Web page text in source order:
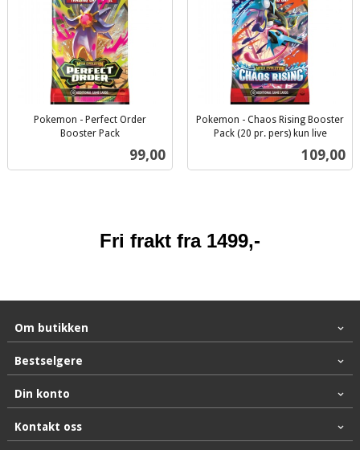
Pokemon - Perfect Order
Booster Pack
Pris
99,00
Pokemon - Chaos Rising Booster
Pack (20 pr. pers) kun live
Pris
109,00
Fri frakt fra 1499,-
Om butikken
Bestselgere
Din konto
Kontakt oss